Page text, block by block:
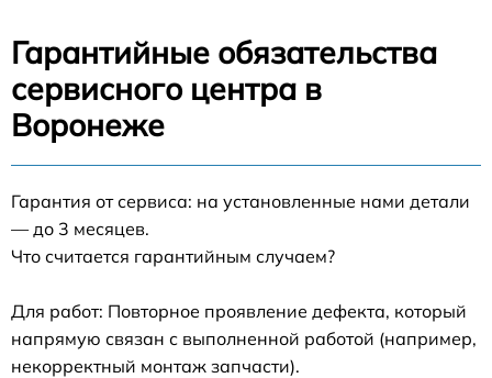
Гарантийные обязательства
сервисного центра в
Воронеже
Гарантия от сервиса: на установленные нами детали
— до 3 месяцев.
Что считается гарантийным случаем?
Для работ: Повторное проявление дефекта, который
напрямую связан с выполненной работой (например,
некорректный монтаж запчасти).